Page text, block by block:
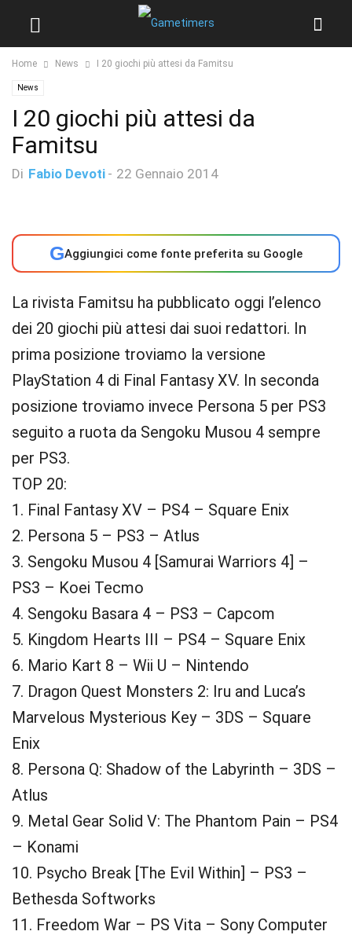
Home News I 20 giochi più attesi da Famitsu
News
I 20 giochi più attesi da
Famitsu
Di Fabio Devoti - 22 Gennaio 2014
GAggiungici come fonte preferita su Google
La rivista Famitsu ha pubblicato oggi l’elenco
dei 20 giochi più attesi dai suoi redattori. In
prima posizione troviamo la versione
PlayStation 4 di Final Fantasy XV. In seconda
posizione troviamo invece Persona 5 per PS3
seguito a ruota da Sengoku Musou 4 sempre
per PS3.
TOP 20:
1. Final Fantasy XV – PS4 – Square Enix
2. Persona 5 – PS3 – Atlus
3. Sengoku Musou 4 [Samurai Warriors 4] –
PS3 – Koei Tecmo
4. Sengoku Basara 4 – PS3 – Capcom
5. Kingdom Hearts III – PS4 – Square Enix
6. Mario Kart 8 – Wii U – Nintendo
7. Dragon Quest Monsters 2: Iru and Luca’s
Marvelous Mysterious Key – 3DS – Square
Enix
8. Persona Q: Shadow of the Labyrinth – 3DS –
Atlus
9. Metal Gear Solid V: The Phantom Pain – PS4
– Konami
10. Psycho Break [The Evil Within] – PS3 –
Bethesda Softworks
11. Freedom War – PS Vita – Sony Computer